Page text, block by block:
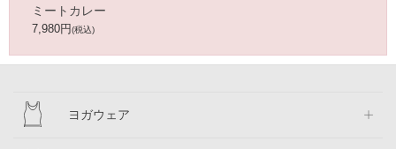
ミートカレー
7,980円(税込)
ヨガウェア